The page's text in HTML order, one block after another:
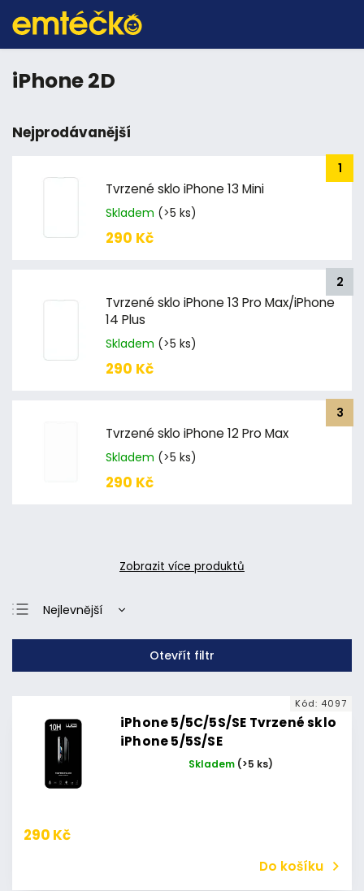
iPhone 2D
Nejprodávanější
Tvrzené sklo iPhone 13 Mini
Skladem (>5 ks)
290 Kč
Tvrzené sklo iPhone 13 Pro Max/iPhone
14 Plus
Skladem (>5 ks)
290 Kč
Tvrzené sklo iPhone 12 Pro Max
Skladem (>5 ks)
290 Kč
Zobrazit více produktů
Nejlevnější
Nejdražší
Otevřít filtr
iPhone 5/5C/5S/SE Tvrzené sklo
iPhone 5/5S/SE
Skladem (>5 ks)
290 Kč
Do košíku
Kód: 4097